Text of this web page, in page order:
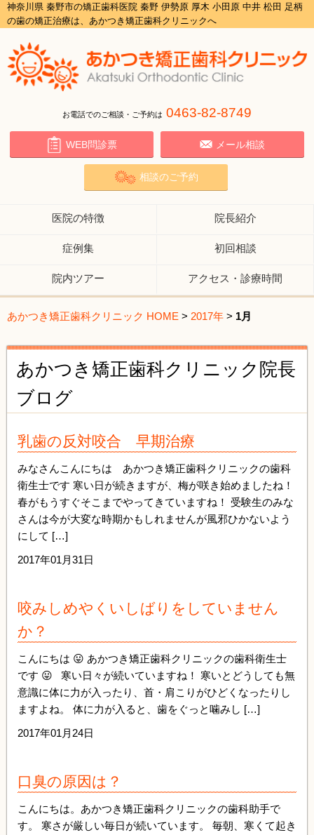
神奈川県 秦野市の矯正歯科医院 秦野 伊勢原 厚木 小田原 中井 松田 足柄
の歯の矯正治療は、あかつき矯正歯科クリニックへ
お電話でのご相談・ご予約は 0463-82-8749
WEB問診票 メール相談
相談のご予約
医院の特徴 院長紹介
症例集 初回相談
院内ツアー アクセス・診療時間
あかつき矯正歯科クリニック HOME > 2017年 > 1月
あかつき矯正歯科クリニック院長
ブログ
乳歯の反対咬合 早期治療
みなさんこんにちは あかつき矯正歯科クリニックの歯科
衛生士です 寒い日が続きますが、梅が咲き始めましたね！
春がもうすぐそこまでやってきていますね！ 受験生のみな
さんは今が大変な時期かもしれませんが風邪ひかないよう
にして […]
2017年01月31日
咬みしめやくいしばりをしていません
か？
こんにちは 😛 あかつき矯正歯科クリニックの歯科衛生士
です 😛 寒い日々が続いていますね！ 寒いとどうしても無
意識に体に力が入ったり、首・肩こりがひどくなったりし
ますよね。 体に力が入ると、歯をぐっと噛みし […]
2017年01月24日
口臭の原因は？
こんにちは。あかつき矯正歯科クリニックの歯科助手で
す。 寒さが厳しい毎日が続いています。 毎朝、寒くて起き